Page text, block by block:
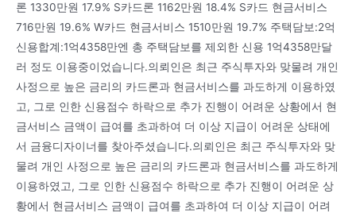
론 1330만원 17.9% S카드론 1162만원 18.4% S카드 현금서비스
716만원 19.6% W카드 현금서비스 1510만원 19.7% 주택담보:2억
신용합계:1억4358만엔 총 주택담보를 제외한 신용 1억4358만달
러 정도 이용중이었습니다.의뢰인은 최근 주식투자와 맞물려 개인
사정으로 높은 금리의 카드론과 현금서비스를 과도하게 이용하였
고, 그로 인한 신용점수 하락으로 추가 진행이 어려운 상황에서 현
금서비스 금액이 급여를 초과하여 더 이상 지급이 어려운 상태에
서 금융디자이너를 찾아주셨습니다.의뢰인은 최근 주식투자와 맞
물려 개인 사정으로 높은 금리의 카드론과 현금서비스를 과도하게
이용하였고, 그로 인한 신용점수 하락으로 추가 진행이 어려운 상
황에서 현금서비스 금액이 급여를 초과하여 더 이상 지급이 어려